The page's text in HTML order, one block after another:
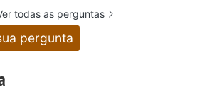
todas as perguntas
pergunta